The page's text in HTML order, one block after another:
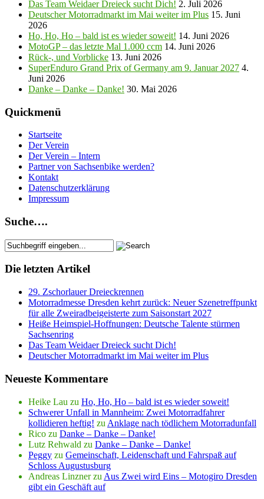
Das Team Weidaer Dreieck sucht Dich! 2. Juli 2026
Deutscher Motorradmarkt im Mai weiter im Plus 15. Juni
2026
Ho, Ho, Ho – bald ist es wieder soweit! 14. Juni 2026
MotoGP – das letzte Mal 1.000 ccm 14. Juni 2026
Rück-, und Vorblicke 13. Juni 2026
SuperEnduro Grand Prix of Germany am 9. Januar 2027 4.
Juni 2026
Danke – Danke – Danke! 30. Mai 2026
Quickmenü
Startseite
Der Verein
Der Verein – Intern
Partner von Sachsenbike werden?
Kontakt
Datenschutzerklärung
Impressum
Suche….
Die letzten Artikel
29. Zschorlauer Dreieckrennen
Motorradmesse Dresden kehrt zurück: Neuer Szenetreffpunkt
für alle Zweiradbeigeisterte zum Saisonstart 2027
Heiße Heimspiel-Hoffnungen: Deutsche Talente stürmen
Sachsenring
Das Team Weidaer Dreieck sucht Dich!
Deutscher Motorradmarkt im Mai weiter im Plus
Neueste Kommentare
Heike Lau zu Ho, Ho, Ho – bald ist es wieder soweit!
Schwerer Unfall in Mannheim: Zwei Motorradfahrer
kollidieren heftig! zu Anklage nach tödlichem Motorradunfall
Rico zu Danke – Danke – Danke!
Lutz Rehwald zu Danke – Danke – Danke!
Peggy zu Gemeinschaft, Leidenschaft und Fahrspaß auf
Schloss Augustusburg
Andreas Linznerzu Aus Zwei wird Eins – Motogiro Dresden
gibt ein Geschäft auf